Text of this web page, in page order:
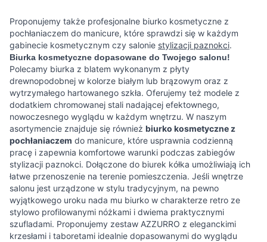
Proponujemy także profesjonalne biurko kosmetyczne z
pochłaniaczem do manicure, które sprawdzi się w każdym
gabinecie kosmetycznym czy salonie stylizacji paznokci.
Biurka kosmetyczne dopasowane do Twojego salonu!
Polecamy biurka z blatem wykonanym z płyty
drewnopodobnej w kolorze białym lub brązowym oraz z
wytrzymałego hartowanego szkła. Oferujemy też modele z
dodatkiem chromowanej stali nadającej efektownego,
nowoczesnego wyglądu w każdym wnętrzu. W naszym
asortymencie znajduje się również biurko kosmetyczne z
pochłaniaczem do manicure, które usprawnia codzienną
pracę i zapewnia komfortowe warunki podczas zabiegów
stylizacji paznokci. Dołączone do biurek kółka umożliwiają ich
łatwe przenoszenie na terenie pomieszczenia. Jeśli wnętrze
salonu jest urządzone w stylu tradycyjnym, na pewno
wyjątkowego uroku nada mu biurko w charakterze retro ze
stylowo profilowanymi nóżkami i dwiema praktycznymi
szufladami. Proponujemy zestaw AZZURRO z eleganckimi
krzesłami i taboretami idealnie dopasowanymi do wyglądu